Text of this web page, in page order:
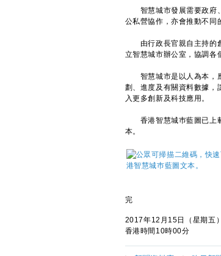
智慧城市發展需要政府、
公私營協作，亦會推動不同
由行政長官親自主持的創
立智慧城市辦公室，協調各
智慧城市是以人為本，應
劃、進度及有關資料數據，
入更多創新及科技應用。
香港智慧城巿藍圖已上
本。
完
2017年12月15日（星期五）
香港時間10時00分